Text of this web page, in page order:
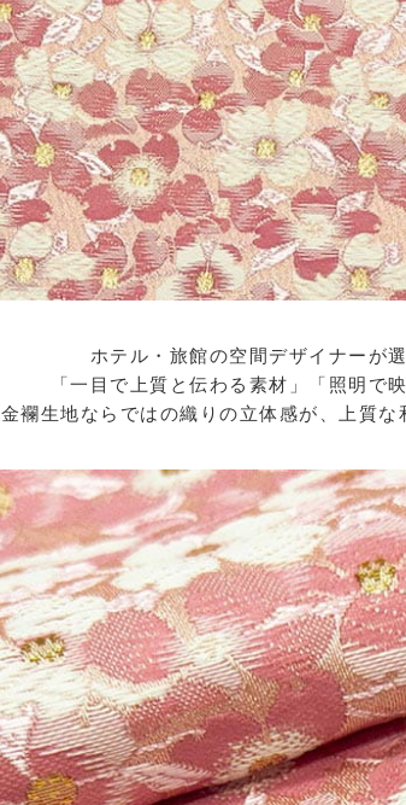
ホテル・旅館の空間デザイナーが選
「一目で上質と伝わる素材」「照明で
金襴生地ならではの織りの立体感が、上質な